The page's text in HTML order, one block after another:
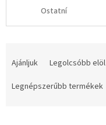
Ostatní
m
Ajánljuk Legolcsóbb elöl
Legnépszerűbb termékek